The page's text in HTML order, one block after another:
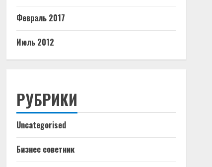
Февраль 2017
Июль 2012
РУБРИКИ
Uncategorised
Бизнес советник